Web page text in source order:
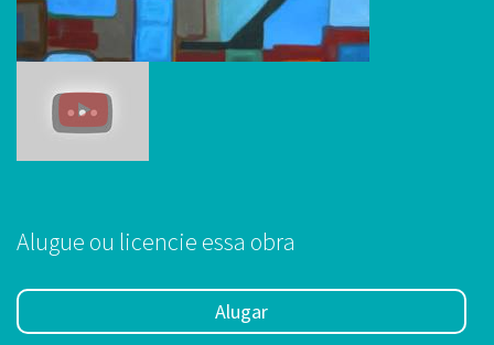
Alugue ou licencie essa obra
Alugar